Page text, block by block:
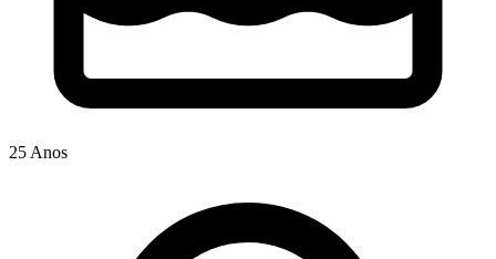
25 Anos